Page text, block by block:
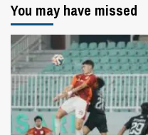
You may have missed